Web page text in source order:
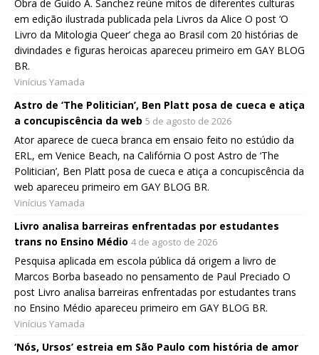
Obra de Guido A. Sanchez reúne mitos de diferentes culturas
em edição ilustrada publicada pela Livros da Alice O post ‘O
Livro da Mitologia Queer’ chega ao Brasil com 20 histórias de
divindades e figuras heroicas apareceu primeiro em GAY BLOG
BR.
Vinícius Yamada
Astro de ‘The Politician’, Ben Platt posa de cueca e atiça
a concupiscência da web 5 de agosto de 2026
Ator aparece de cueca branca em ensaio feito no estúdio da
ERL, em Venice Beach, na Califórnia O post Astro de ‘The
Politician’, Ben Platt posa de cueca e atiça a concupiscência da
web apareceu primeiro em GAY BLOG BR.
Vinícius Yamada
Livro analisa barreiras enfrentadas por estudantes
trans no Ensino Médio 4 de agosto de 2026
Pesquisa aplicada em escola pública dá origem a livro de
Marcos Borba baseado no pensamento de Paul Preciado O
post Livro analisa barreiras enfrentadas por estudantes trans
no Ensino Médio apareceu primeiro em GAY BLOG BR.
Vinícius Yamada
‘Nós, Ursos’ estreia em São Paulo com história de amor